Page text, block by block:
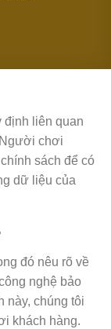
định liên quan
chơi
sách để có
dữ liệu của
đó nêu rõ về
nghệ bảo
này, chúng tôi
khách hàng.